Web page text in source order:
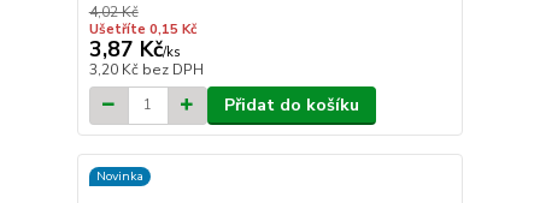
4,02 Kč
Ušetříte 0,15 Kč
3,87 Kč/ks
3,20 Kč bez DPH
Přidat do košíku
Novinka